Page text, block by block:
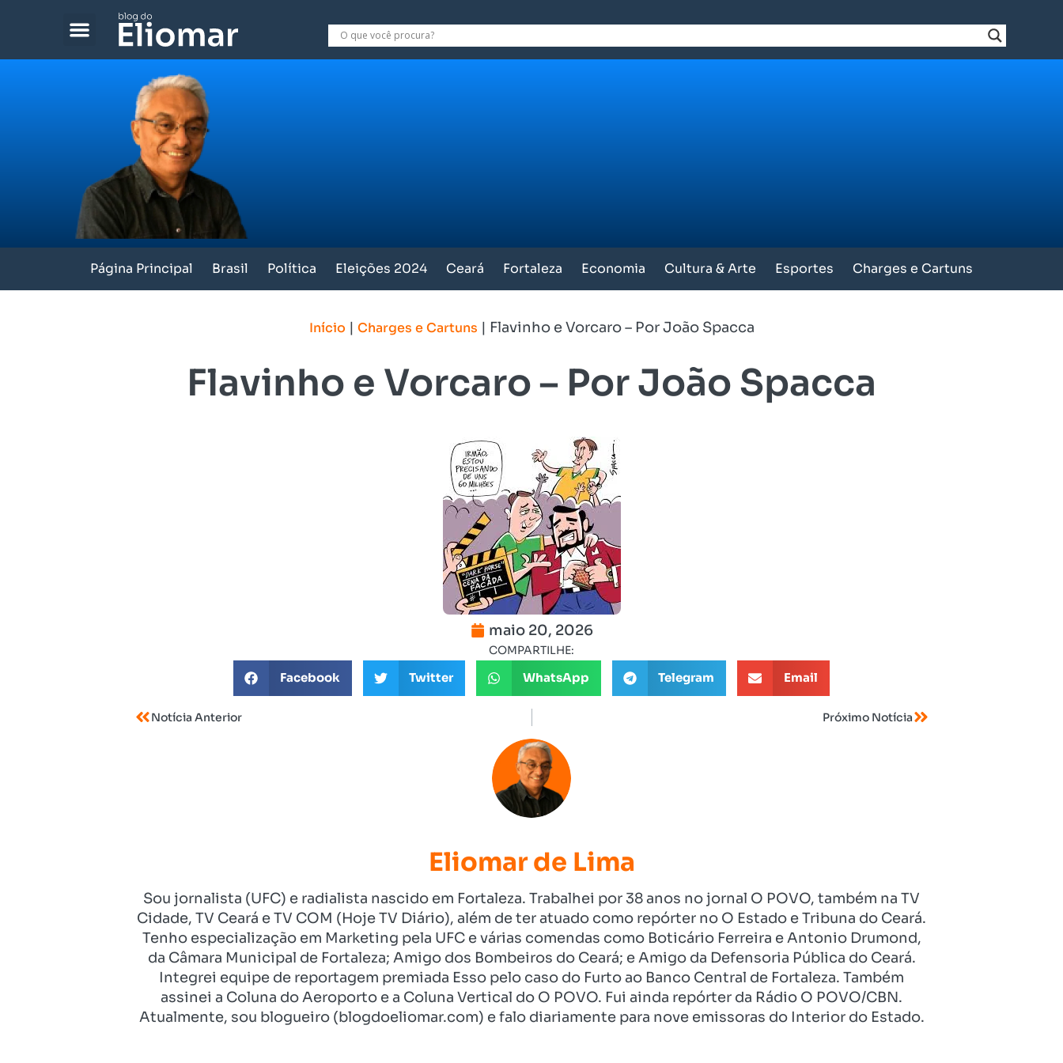
Página Principal Brasil Política Eleições 2024 Ceará Fortaleza Economia Cultura & Arte Esportes Charges e Cartuns
Início | Charges e Cartuns | Flavinho e Vorcaro – Por João Spacca
Flavinho e Vorcaro – Por João Spacca
maio 20, 2026
COMPARTILHE:
Facebook Twitter WhatsApp Telegram Email
Notícia Anterior Próximo Notícia
Eliomar de Lima
Sou jornalista (UFC) e radialista nascido em Fortaleza. Trabalhei por 38 anos no jornal O POVO, também na TV
Cidade, TV Ceará e TV COM (Hoje TV Diário), além de ter atuado como repórter no O Estado e Tribuna do Ceará.
Tenho especialização em Marketing pela UFC e várias comendas como Boticário Ferreira e Antonio Drumond,
da Câmara Municipal de Fortaleza; Amigo dos Bombeiros do Ceará; e Amigo da Defensoria Pública do Ceará.
Integrei equipe de reportagem premiada Esso pelo caso do Furto ao Banco Central de Fortaleza. Também
assinei a Coluna do Aeroporto e a Coluna Vertical do O POVO. Fui ainda repórter da Rádio O POVO/CBN.
Atualmente, sou blogueiro (blogdoeliomar.com) e falo diariamente para nove emissoras do Interior do Estado.